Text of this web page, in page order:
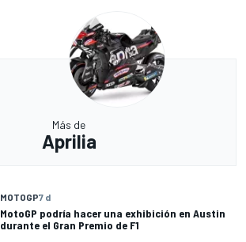
Más de
Aprilia
MOTOGP7 d
MotoGP podría hacer una exhibición en Austin
durante el Gran Premio de F1